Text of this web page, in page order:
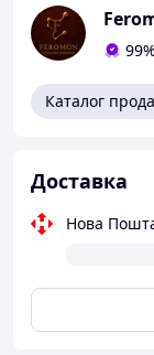
Каталог
Доставка
Нова